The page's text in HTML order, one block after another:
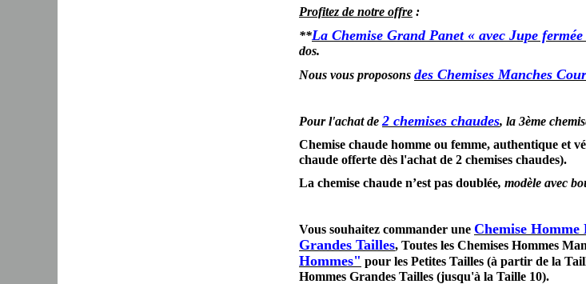
Profitez de notre offre :
**La Chemise Grand Panet « avec Jupe
dos.
Nous vous proposons des Chemises Manches
Pour l'achat de 2 chemises chaudes, la 3ème
Chemise chaude homme ou femme, authentique et
chaude offerte dès l'achat de 2 chemises chaudes).
La chemise chaude n’est pas doublée, modèle avec
Vous souhaitez commander une Chemise Homme
Grandes Tailles, Toutes les Chemises Hommes
Hommes" pour les Petites Tailles (à partir de la
Hommes Grandes Tailles (jusqu'à la Taille 10).